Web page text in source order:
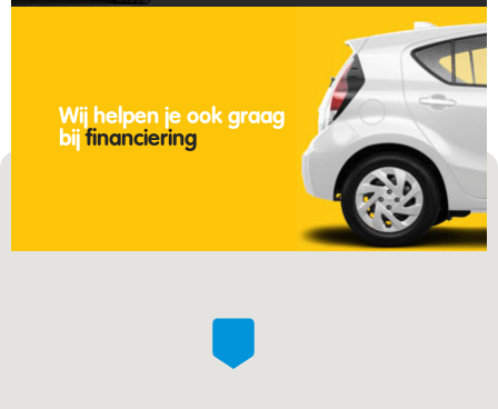
Wij helpen je ook graag
bijfinanciering